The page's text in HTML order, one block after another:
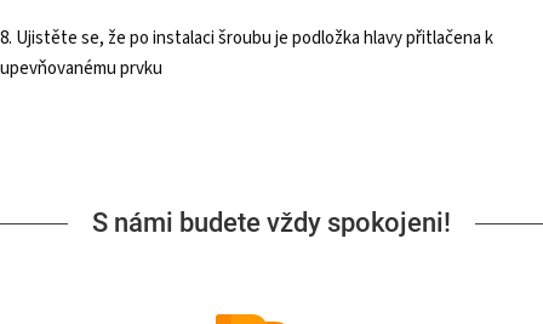
8. Ujistěte se, že po instalaci šroubu je podložka hlavy přitlačena k
upevňovanému prvku
S námi budete vždy spokojeni!